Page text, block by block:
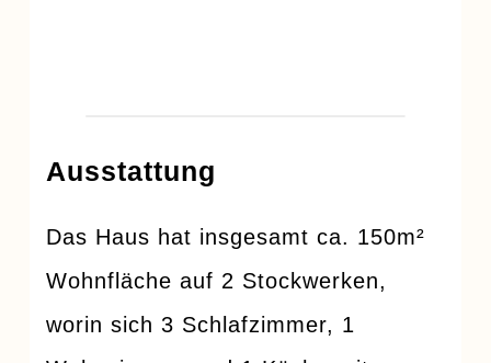
Ausstattung
Das Haus hat insgesamt ca. 150m²
Wohnfläche auf 2 Stockwerken,
worin sich 3 Schlafzimmer, 1